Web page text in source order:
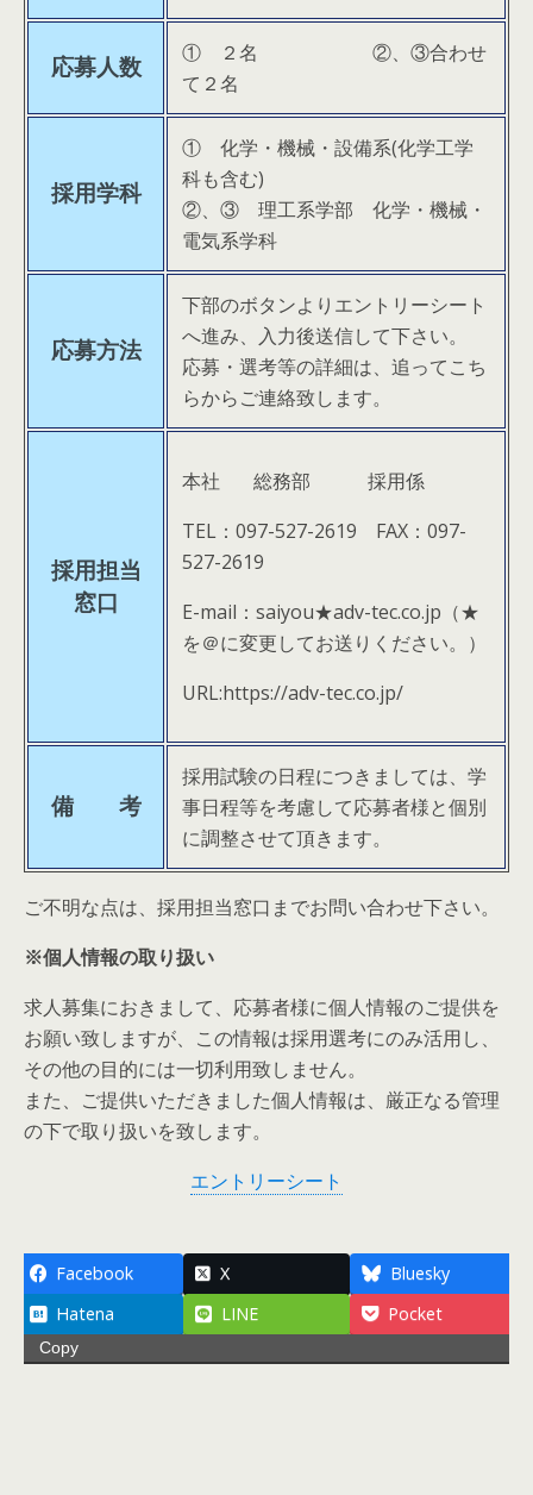
応募人数
① ２名 ②、③合わせ
て２名
採用学科
① 化学・機械・設備系(化学工学
科も含む)
②、③ 理工系学部 化学・機械・
電気系学科
応募方法
下部のボタンよりエントリーシート
へ進み、入力後送信して下さい。
応募・選考等の詳細は、追ってこち
らからご連絡致します。
採用担当
窓口
本社 総務部 採用係
TEL：097-527-2619 FAX：097-
527-2619
E-mail：saiyou★adv-tec.co.jp（★
を＠に変更してお送りください。）
URL:https://adv-tec.co.jp/
備 考
採用試験の日程につきましては、学
事日程等を考慮して応募者様と個別
に調整させて頂きます。
ご不明な点は、採用担当窓口までお問い合わせ下さい。
※個人情報の取り扱い
求人募集におきまして、応募者様に個人情報のご提供を
お願い致しますが、この情報は採用選考にのみ活用し、
その他の目的には一切利用致しません。
また、ご提供いただきました個人情報は、厳正なる管理
の下で取り扱いを致します。
エントリーシート
Facebook X
Bluesky
Hatena
LINE Pocket
Copy